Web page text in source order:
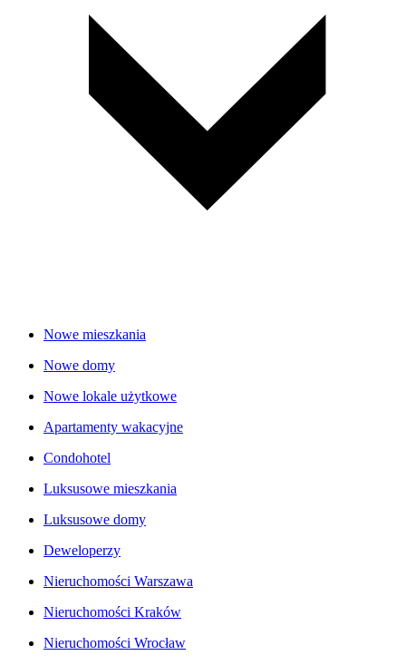
Nowe mieszkania
Nowe domy
Nowe lokale użytkowe
Apartamenty wakacyjne
Condohotel
Luksusowe mieszkania
Luksusowe domy
Deweloperzy
Nieruchomości Warszawa
Nieruchomości Kraków
Nieruchomości Wrocław